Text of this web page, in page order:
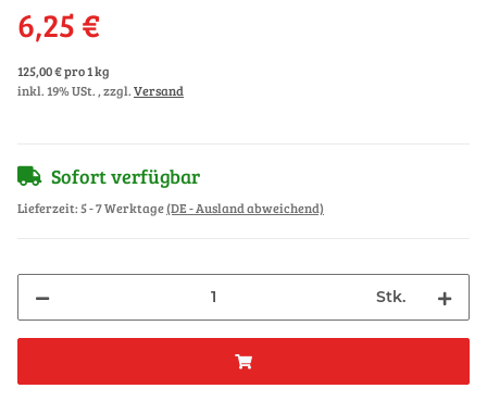
6,25 €
125,00 € pro 1 kg
inkl. 19% USt. , zzgl.Versand
Sofort verfügbar
Lieferzeit:5 - 7 Werktage(DE - Ausland abweichend)
Stk.